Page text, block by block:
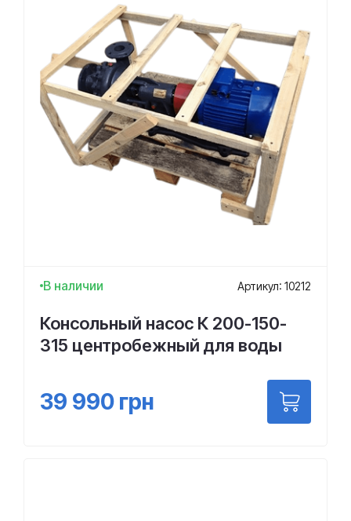
В наличии Артикул: 10212
Консольный насос К 200-150-
315 центробежный для воды
39 990 грн